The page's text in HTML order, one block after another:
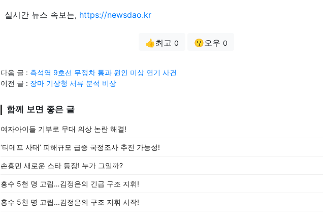
실시간 뉴스 속보는, https://newsdao.kr
👍최고 0 😗오우 0
다음 글 : 흑석역 9호선 무정차 통과 원인 미상 연기 사건
이전 글 : 장마 기상청 서류 분석 비상
함께 보면 좋은 글
여자아이들 기부로 무대 의상 논란 해결!
‘티메프 사태’ 피해규모 급증 국정조사 추진 가능성!
손흥민 새로운 스타 등장! 누가 그일까?
홍수 5천 명 고립…김정은의 긴급 구조 지휘!
홍수 5천 명 고립...김정은의 구조 지휘 시작!